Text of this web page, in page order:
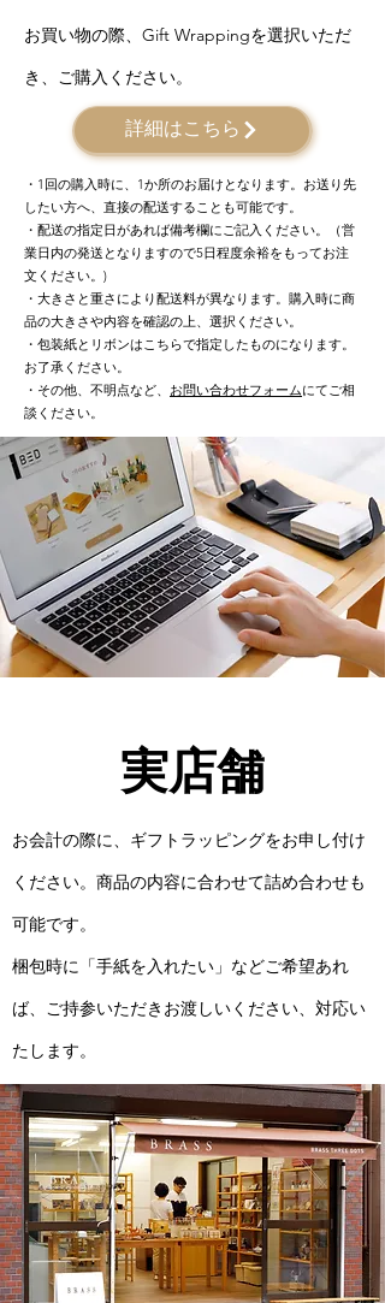
お買い物の際、Gift Wrappingを選択いただ
き、ご購入ください。
詳細はこちら
・1回の購入時に、1か所のお届けとなります。​お送り先
したい方へ、直接の配送することも可能です。
・配送の指定日があれば備考欄にご記入ください。（営
業日内の発送となりますので5日程度余裕をもってお注
文ください。)
・大きさと重さにより配送料が異なります。購入時に商
品の大きさや内容を確認の上、選択ください。
​・包装紙とリボンはこちらで指定したものになります。
お了承ください。
・その他、不明点など、 お問い合わせフォームにてご相
談ください。
実店舗
​お会計の際に、ギフトラッピングをお申し付け
ください。商品の内容に合わせて詰め合わせも
可能です。
梱包時に「手紙を入れたい」などご希望あれ
ば、ご持参いただきお渡しいください、対応い
たします。